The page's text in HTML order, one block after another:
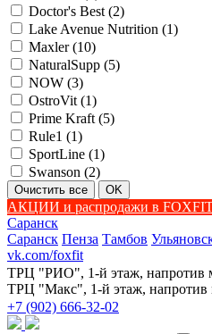
Doctor's Best (2)
Lake Avenue Nutrition (1)
Maxler (10)
NaturalSupp (5)
NOW (3)
OstroVit (1)
Prime Kraft (5)
Rule1 (1)
SportLine (1)
Swanson (2)
АКЦИИ и распродажи в
Саранск
Саранск Пенза Тамбов
vk.com/foxfit
ТРЦ "РИО", 1-й этаж, напротив
ТРЦ "Макс", 1-й этаж, напротив
+7 (902) 666-32-02